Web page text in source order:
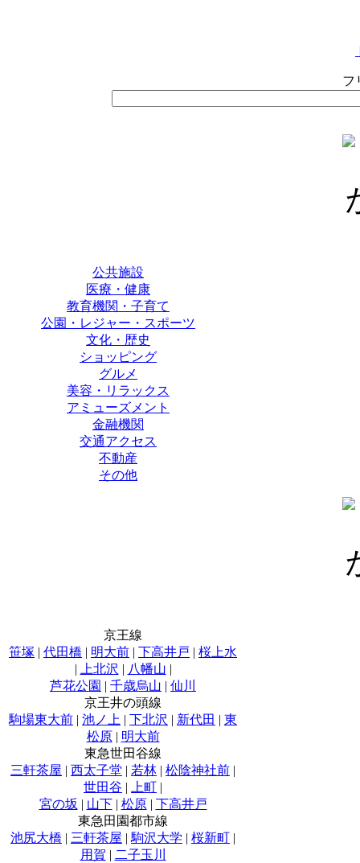
フ
公共施設
医療・健康
教育機関・子育て
公園・レジャー・スポーツ
文化・歴史
ショッピング
グルメ
美容・リラックス
アミューズメント
金融機関
交通アクセス
不動産
その他
京王線
笹塚 | 代田橋 | 明大前 | 下高井戸 | 桜上水
|
上北沢 | 八幡山 |
芦花公園 | 千歳烏山 | 仙川
京王井の頭線
駒場東大前 | 池ノ上 | 下北沢 | 新代田 | 東
松原| 明大前
東急世田谷線
三軒茶屋 | 西太子堂 | 若林 | 松陰神社前 |
世田谷 | 上町 |
宮の坂 | 山下| 松原| 下高井戸
東急田園都市線
池尻大橋 | 三軒茶屋 | 駒沢大学 | 桜新町 |
用賀 | 二子玉川